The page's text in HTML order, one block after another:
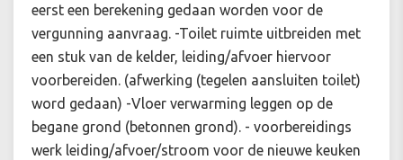
eerst een berekening gedaan worden voor de
vergunning aanvraag. -Toilet ruimte uitbreiden met
een stuk van de kelder, leiding/afvoer hiervoor
voorbereiden. (afwerking (tegelen aansluiten toilet)
word gedaan) -Vloer verwarming leggen op de
begane grond (betonnen grond). - voorbereidings
werk leiding/afvoer/stroom voor de nieuwe keuken